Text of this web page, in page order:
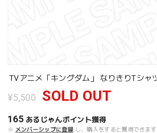
TVアニメ「キングダム」 なりきりTシャ
¥5,500 SOLD OUT
165 あるじゃんポイント獲得
※ メンバーシップに登録 し、購入をすると獲得できます